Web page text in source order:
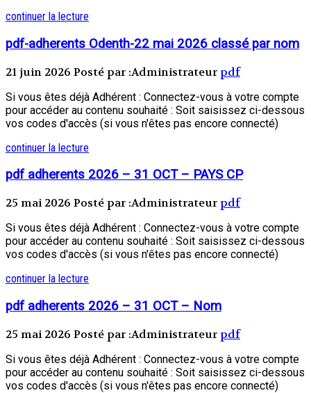
continuer la lecture
pdf-adherents Odenth-22 mai 2026 classé par nom
21 juin 2026 Posté par :Administrateurpdf
Si vous êtes déjà Adhérent : Connectez-vous à votre compte
pour accéder au contenu souhaité : Soit saisissez ci-dessous
vos codes d'accès (si vous n'êtes pas encore connecté)
continuer la lecture
pdf adherents 2026 – 31 OCT – PAYS CP
25 mai 2026 Posté par :Administrateurpdf
Si vous êtes déjà Adhérent : Connectez-vous à votre compte
pour accéder au contenu souhaité : Soit saisissez ci-dessous
vos codes d'accès (si vous n'êtes pas encore connecté)
continuer la lecture
pdf adherents 2026 – 31 OCT – Nom
25 mai 2026 Posté par :Administrateurpdf
Si vous êtes déjà Adhérent : Connectez-vous à votre compte
pour accéder au contenu souhaité : Soit saisissez ci-dessous
vos codes d'accès (si vous n'êtes pas encore connecté)